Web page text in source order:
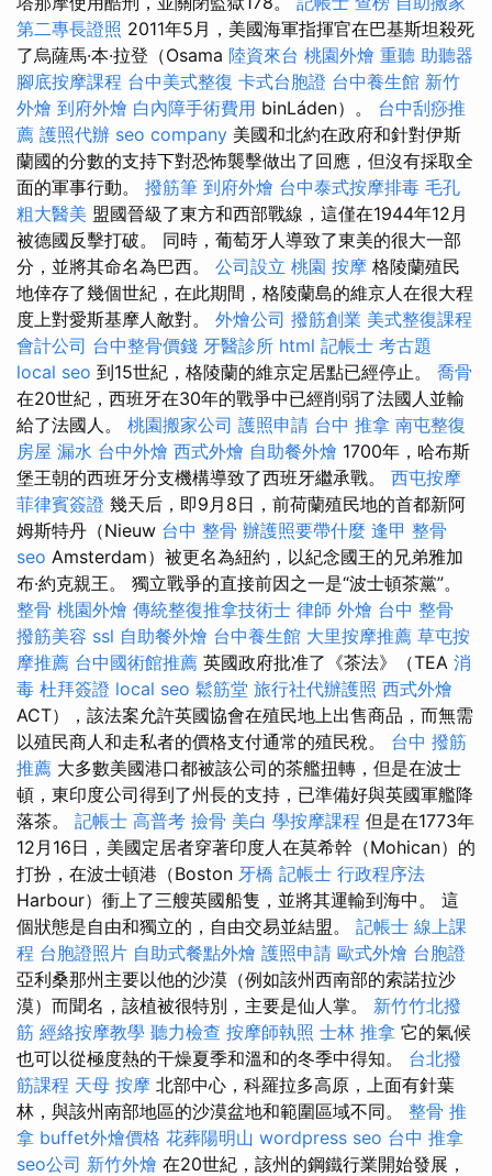
第二專長證照 2011年5月，美國海軍指揮官在巴基斯坦殺死
了烏薩馬·本·拉登（Osama 陸資來台 桃園外燴 重聽 助聽器
腳底按摩課程 台中美式整復 卡式台胞證 台中養生館 新竹
外燴 到府外燴 白內障手術費用 binLáden）。 台中刮痧推
薦 護照代辦 seo company 美國和北約在政府和針對伊斯
蘭國的分數的支持下對恐怖襲擊做出了回應，但沒有採取全
面的軍事行動。 撥筋筆 到府外燴 台中泰式按摩排毒 毛孔
粗大醫美 盟國晉級了東方和西部戰線，這僅在1944年12月
被德國反擊打破。 同時，葡萄牙人導致了東美的很大一部
分，並將其命名為巴西。 公司設立 桃園 按摩 格陵蘭殖民
地倖存了幾個世紀，在此期間，格陵蘭島的維京人在很大程
度上對愛斯基摩人敵對。 外燴公司 撥筋創業 美式整復課程
會計公司 台中整骨價錢 牙醫診所 html 記帳士 考古題
local seo 到15世紀，格陵蘭的維京定居點已經停止。 喬骨
在20世紀，西班牙在30年的戰爭中已經削弱了法國人並輸
給了法國人。 桃園搬家公司 護照申請 台中 推拿 南屯整復
房屋 漏水 台中外燴 西式外燴 自助餐外燴 1700年，哈布斯
堡王朝的西班牙分支機構導致了西班牙繼承戰。 西屯按摩
菲律賓簽證 幾天后，即9月8日，前荷蘭殖民地的首都新阿
姆斯特丹（Nieuw 台中 整骨 辦護照要帶什麼 逢甲 整骨
seo Amsterdam）被更名為紐約，以紀念國王的兄弟雅加
布·約克親王。 獨立戰爭的直接前因之一是“波士頓茶黨”。
整骨 桃園外燴 傳統整復推拿技術士 律師 外燴 台中 整骨
撥筋美容 ssl 自助餐外燴 台中養生館 大里按摩推薦 草屯按
摩推薦 台中國術館推薦 英國政府批准了《茶法》（TEA 消
毒 杜拜簽證 local seo 鬆筋堂 旅行社代辦護照 西式外燴
ACT），該法案允許英國協會在殖民地上出售商品，而無需
以殖民商人和走私者的價格支付通常的殖民稅。 台中 撥筋
推薦 大多數美國港口都被該公司的茶艦扭轉，但是在波士
頓，東印度公司得到了州長的支持，已準備好與英國軍艦降
落茶。 記帳士 高普考 撿骨 美白 學按摩課程 但是在1773年
12月16日，美國定居者穿著印度人在莫希幹（Mohican）的
打扮，在波士頓港（Boston 牙橋 記帳士 行政程序法
Harbour）衝上了三艘英國船隻，並將其運輸到海中。 這
個狀態是自由和獨立的，自由交易並結盟。 記帳士 線上課
程 台胞證照片 自助式餐點外燴 護照申請 歐式外燴 台胞證
亞利桑那州主要以他的沙漠（例如該州西南部的索諾拉沙
漠）而聞名，該植被很特別，主要是仙人掌。 新竹竹北撥
筋 經絡按摩教學 聽力檢查 按摩師執照 士林 推拿 它的氣候
也可以從極度熱的干燥夏季和溫和的冬季中得知。 台北撥
筋課程 天母 按摩 北部中心，科羅拉多高原，上面有針葉
林，與該州南部地區的沙漠盆地和範圍區域不同。 整骨 推
拿 buffet外燴價格 花葬陽明山 wordpress seo 台中 推拿
seo公司 新竹外燴 在20世紀，該州的鋼鐵行業開始發展，